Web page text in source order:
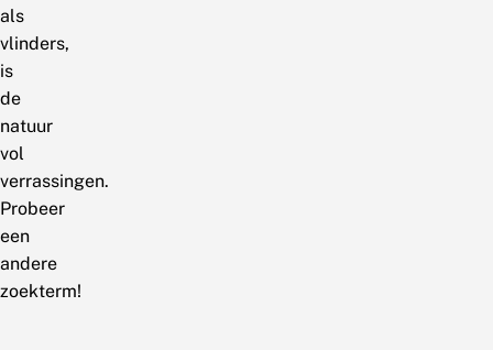
als
vlinders,
is
de
natuur
vol
verrassingen.
Probeer
een
andere
zoekterm!